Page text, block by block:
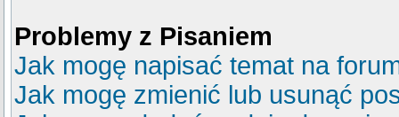
Problemy z Pisaniem
Jak mogę napisać temat na
Jak mogę zmienić lub usunąć